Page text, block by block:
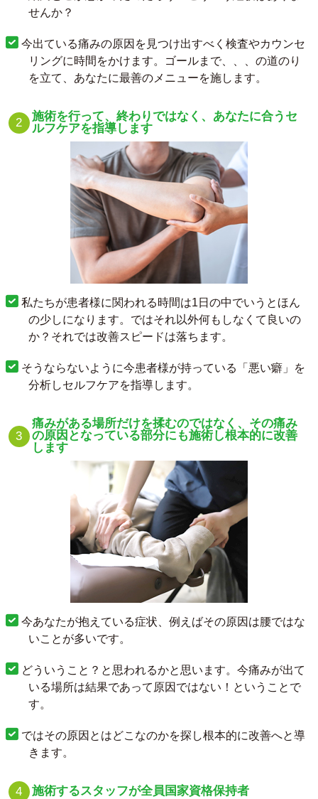
せんか？
今出ている痛みの原因を見つけ出すべく検査やカウンセ
リングに時間をかけます。ゴールまで、、、の道のり
を立て、あなたに最善のメニューを施します。
施術を行って、終わりではなく、あなたに合うセ
ルフケアを指導します
私たちが患者様に関われる時間は1日の中でいうとほん
の少しになります。ではそれ以外何もしなくて良いの
か？それでは改善スピードは落ちます。
そうならないように今患者様が持っている「悪い癖」を
分析しセルフケアを指導します。
痛みがある場所だけを揉むのではなく、その痛み
の原因となっている部分にも施術し根本的に改善
します
今あなたが抱えている症状、例えばその原因は腰ではな
いことが多いです。
どういうこと？と思われるかと思います。今痛みが出て
いる場所は結果であって原因ではない！ということで
す。
ではその原因とはどこなのかを探し根本的に改善へと導
きます。
施術するスタッフが全員国家資格保持者